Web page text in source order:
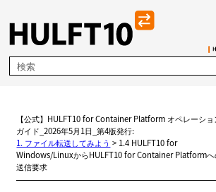
メイン コンテンツにスキップ
【公式】HULFT10 for Container Platform オペレーショ
ガイド_2026年5月1日_第4版発行:
1. ファイル転送してみよう > 1.4 HULFT10 for
Windows/LinuxからHULFT10 for Container Platformへ
送信要求